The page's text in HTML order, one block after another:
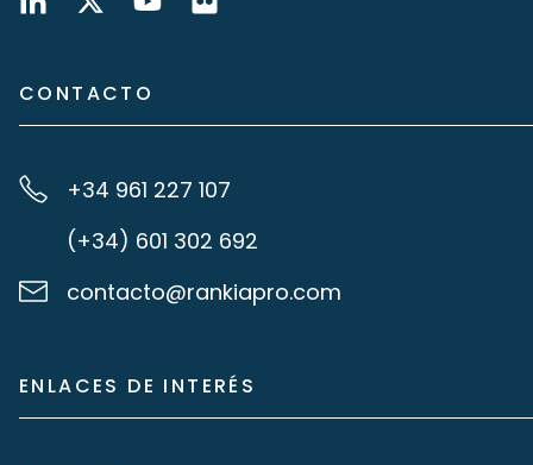
CONTACTO
+34 961 227 107
(+34) 601 302 692
contacto@rankiapro.com
ENLACES DE INTERÉS